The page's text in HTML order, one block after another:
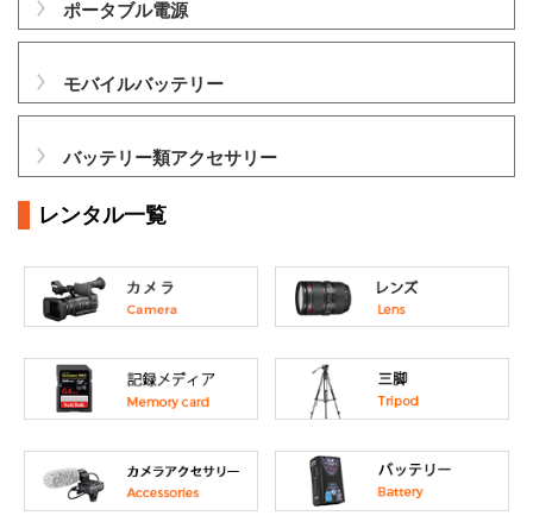
ポータブル電源
モバイルバッテリー
バッテリー類アクセサリー
レンタル一覧